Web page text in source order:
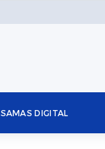
SAMAS DIGITAL